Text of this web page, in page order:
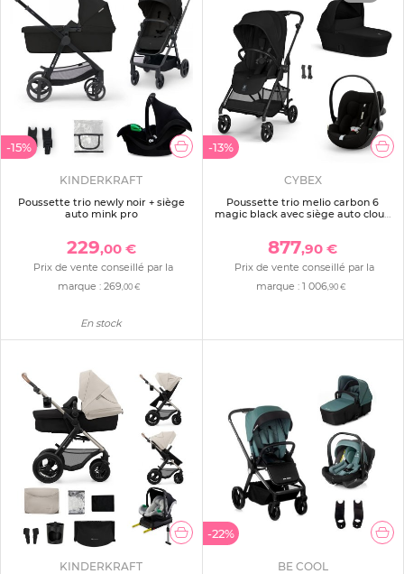
-15%
KINDERKRAFT
Poussette trio newly noir + siège
auto mink pro
229,00 €
Prix de vente conseillé par la
marque :269,00 €
En stock
-13%
CYBEX
Poussette trio melio carbon 6
magic black avec siège auto cloud
877,90 €
Prix de vente conseillé par la
marque : 1 006,90 €
KINDERKRAFT
-22%
BE COOL